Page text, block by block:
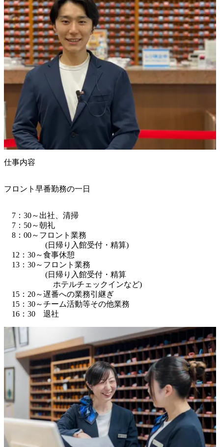
仕事内容
フロント早番勤務の一日
7：30～出社、清掃
7：50～朝礼
8：00～フロント業務
12：30～食事休憩
13：30～フロント業務
ホテルチェックインなど)
15：20～遅番への業務引継ぎ
15：30～チーム活動等その他業務